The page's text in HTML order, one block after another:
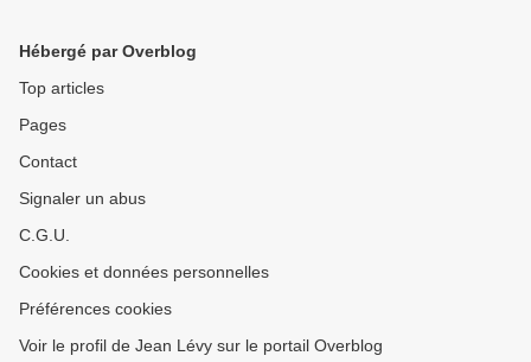
Hébergé par Overblog
Top articles
Pages
Contact
Signaler un abus
C.G.U.
Cookies et données personnelles
Préférences cookies
Voir le profil de Jean Lévy sur le portail Overblog